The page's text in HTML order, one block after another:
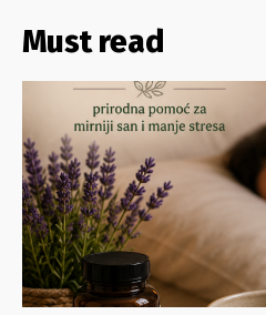
Must read